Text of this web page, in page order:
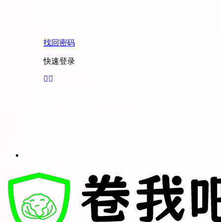
找回密码
快速登录